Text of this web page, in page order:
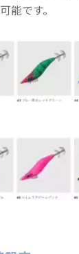
能です。